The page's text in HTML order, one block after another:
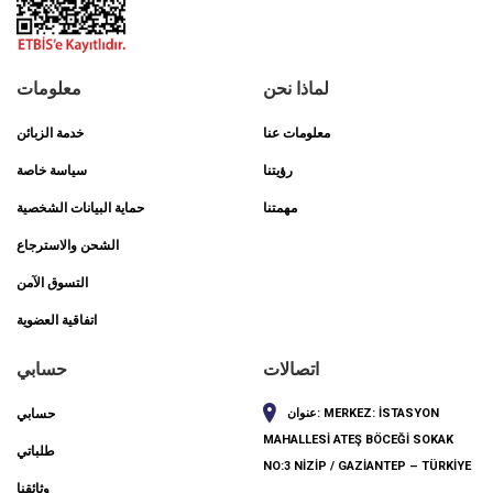
معلومات
خدمة الزبائن
سياسة خاصة
حماية البيانات الشخصية
الشحن والاسترجاع
التسوق الآمن
اتفاقية العضوية
لماذا نحن
معلومات عنا
رؤيتنا
مهمتنا
حسابي
حسابي
طلباتي
وثائقنا
اتصالات
عنوان: MERKEZ: İSTASYON
MAHALLESİ ATEŞ BÖCEĞİ SOKAK
NO:3 NİZİP / GAZİANTEP – TÜRKİYE